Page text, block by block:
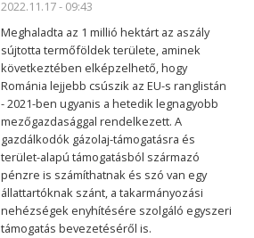
2022.11.17 - 09:43
Meghaladta az 1 millió hektárt az aszály
sújtotta termőföldek területe, aminek
következtében elképzelhető, hogy
Románia lejjebb csúszik az EU-s ranglistán
- 2021-ben ugyanis a hetedik legnagyobb
mezőgazdasággal rendelkezett. A
gazdálkodók gázolaj-támogatásra és
terület-alapú támogatásból származó
pénzre is számíthatnak és szó van egy
állattartóknak szánt, a takarmányozási
nehézségek enyhítésére szolgáló egyszeri
támogatás bevezetéséről is.